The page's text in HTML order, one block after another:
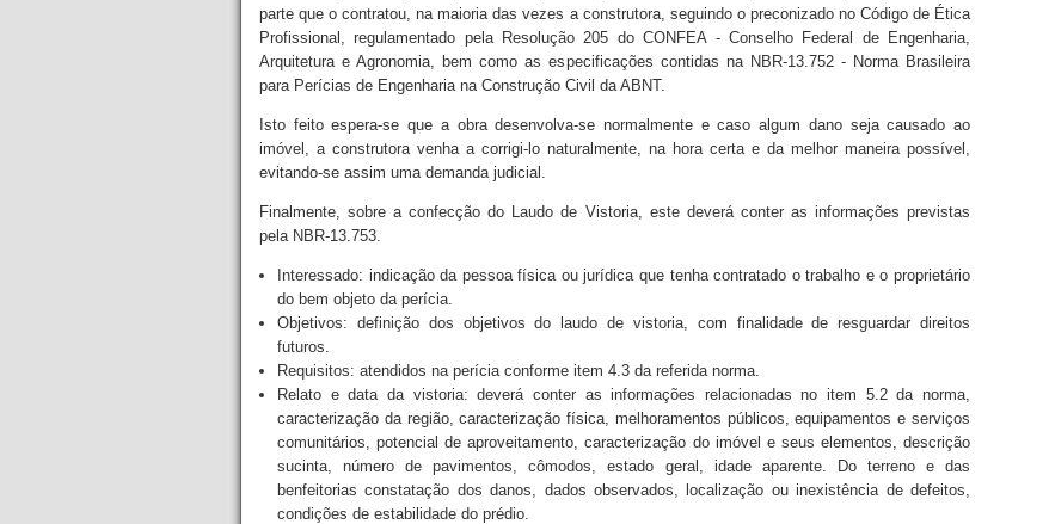
parte que o contratou, na maioria das vezes a construtora, seguindo o preconizado no Código de Ética
Profissional, regulamentado pela Resolução 205 do CONFEA - Conselho Federal de Engenharia,
Arquitetura e Agronomia, bem como as especificações contidas na NBR-13.752 - Norma Brasileira
para Perícias de Engenharia na Construção Civil da ABNT.
Isto feito espera-se que a obra desenvolva-se normalmente e caso algum dano seja causado ao
imóvel, a construtora venha a corrigi-lo naturalmente, na hora certa e da melhor maneira possível,
evitando-se assim uma demanda judicial.
Finalmente, sobre a confecção do Laudo de Vistoria, este deverá conter as informações previstas
pela NBR-13.753.
Interessado: indicação da pessoa física ou jurídica que tenha contratado o trabalho e o proprietário
do bem objeto da perícia.
Objetivos: definição dos objetivos do laudo de vistoria, com finalidade de resguardar direitos
futuros.
Requisitos: atendidos na perícia conforme item 4.3 da referida norma.
Relato e data da vistoria: deverá conter as informações relacionadas no item 5.2 da norma,
caracterização da região, caracterização física, melhoramentos públicos, equipamentos e serviços
comunitários, potencial de aproveitamento, caracterização do imóvel e seus elementos, descrição
sucinta, número de pavimentos, cômodos, estado geral, idade aparente. Do terreno e das
benfeitorias constatação dos danos, dados observados, localização ou inexistência de defeitos,
condições de estabilidade do prédio.